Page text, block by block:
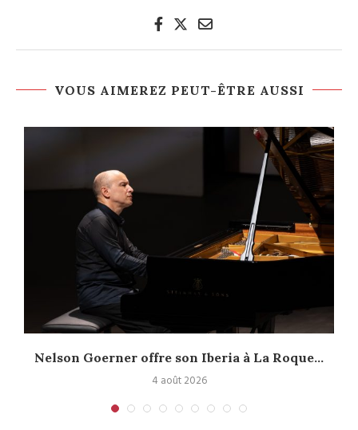
VOUS AIMEREZ PEUT-ÊTRE AUSSI
Nelson Goerner offre son Iberia à La Roque...
4 août 2026